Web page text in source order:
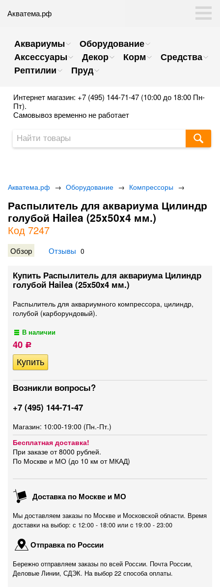
Акватема.рф
Аквариумы
Оборудование
Аксессуары
Декор Корм
Средства
Рептилии
Пруд
Интернет магазин: +7 (495) 144-71-47 (10:00 до 18:00 Пн-
Пт).
Самовывоз временно не работает
Акватема.рф → Оборудование → Компрессоры →
Распылитель для аквариума Цилиндр
голубой Hailea (25x50x4 мм.)
Код 7247
Обзор Отзывы 0
Купить Распылитель для аквариума Цилиндр
голубой Hailea (25x50x4 мм.)
Распылитель для аквариумного компрессора, цилиндр,
голубой (карборундовый).
В наличии
40 Р
Возникли вопросы?
+7 (495) 144-71-47
Магазин: 10:00-19:00 (Пн.-Пт.)
Бесплатная доставка!
При заказе от 8000 рублей.
По Москве и МО (до 10 км от МКАД)
Доставка по Москве и МО
Мы доставляем заказы по Москве и Московской области. Время
доставки на выбор: с 12:00 - 18:00 или c 19:00 - 23:00
Отправка по России
Бережно отправляем заказы по всей России. Почта России,
Деловые Линии, СДЭК. На выбор 22 способа оплаты.